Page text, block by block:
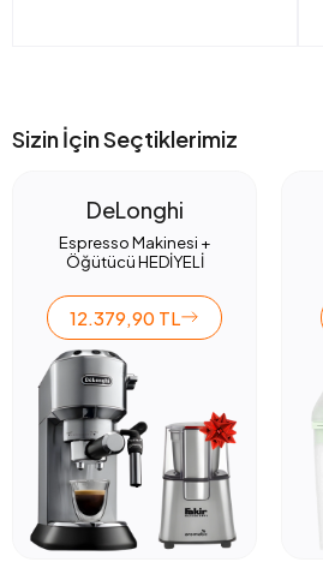
Sizin İçin Seçtiklerimiz
DeLonghi
Espresso Makinesi +
Öğütücü HEDİYELİ
12.379,90 TL